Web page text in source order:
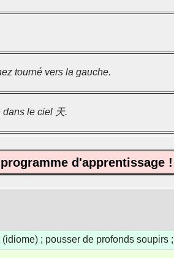
tourné vers la gauche.
le ciel 天.
d'apprentissage !
; pousser de profonds soupirs